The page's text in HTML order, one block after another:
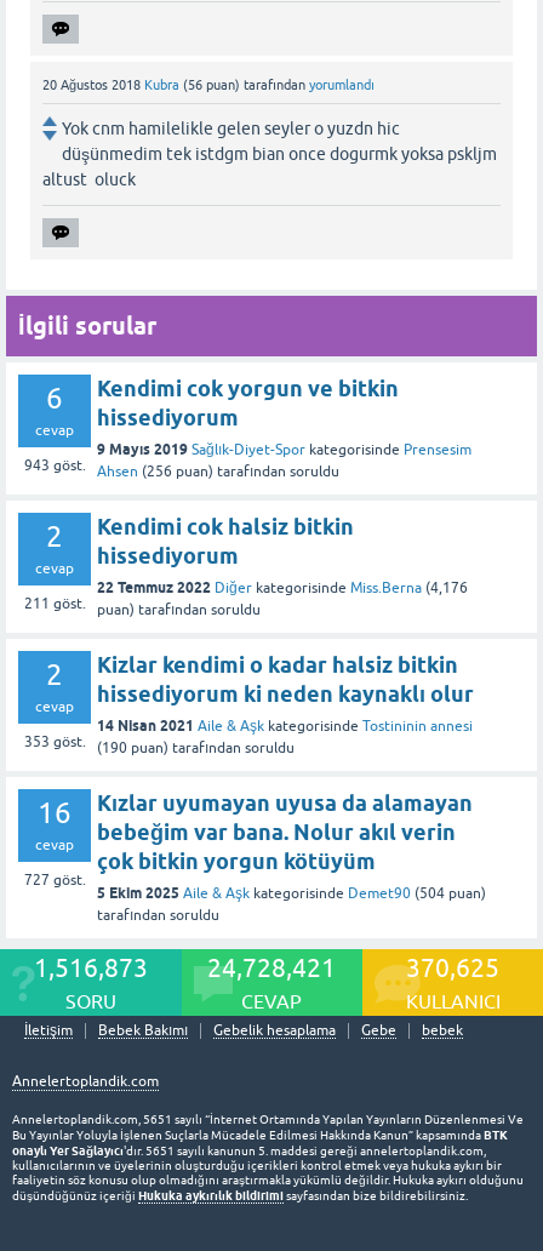
20 Ağustos 2018 Kubra (56 puan) tarafından yorumlandı
Yok cnm hamilelikle gelen seyler o yuzdn hic
düşünmedim tek istdgm bian once dogurmk yoksa pskljm
altust oluck
İlgili sorular
6
cevap
943 göst.
Kendimi cok yorgun ve bitkin
hissediyorum
9 Mayıs 2019 Sağlık-Diyet-Spor kategorisinde Prensesim
Ahsen (256 puan) tarafından soruldu
2
cevap
211 göst.
Kendimi cok halsiz bitkin
hissediyorum
22 Temmuz 2022 Diğer kategorisinde Miss.Berna (4,176
puan) tarafından soruldu
2
cevap
353 göst.
Kizlar kendimi o kadar halsiz bitkin
hissediyorum ki neden kaynaklı olur
14 Nisan 2021 Aile & Aşk kategorisinde Tostininin annesi
(190 puan) tarafından soruldu
16
cevap
727 göst.
Kızlar uyumayan uyusa da alamayan
bebeğim var bana. Nolur akıl verin
çok bitkin yorgun kötüyüm
5 Ekim 2025 Aile & Aşk kategorisinde Demet90 (504 puan)
tarafından soruldu
1,516,873
SORU
24,728,421
CEVAP
370,625
KULLANICI
İletişim Bebek Bakımı Gebelik hesaplama Gebe bebek
Annelertoplandik.com
Annelertoplandik.com, 5651 sayılı “İnternet Ortamında Yapılan Yayınların Düzenlenmesi Ve
Bu Yayınlar Yoluyla İşlenen Suçlarla Mücadele Edilmesi Hakkında Kanun” kapsamındaBTK
onaylı Yer Sağlayıcı'dır. 5651 sayılı kanunun 5. maddesi gereği annelertoplandik.com,
kullanıcılarının ve üyelerinin oluşturduğu içerikleri kontrol etmek veya hukuka aykırı bir
faaliyetin söz konusu olup olmadığını araştırmakla yükümlü değildir. Hukuka aykırı olduğunu
düşündüğünüz içeriği Hukuka aykırılık bildirimisayfasından bize bildirebilirsiniz.